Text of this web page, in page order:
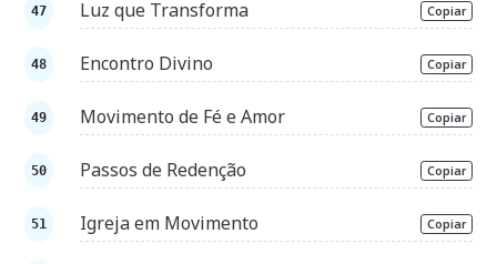
Luz que Transforma Copiar
Encontro Divino Copiar
Movimento de Fé e Amor Copiar
Passos de Redenção Copiar
Igreja em Movimento Copiar